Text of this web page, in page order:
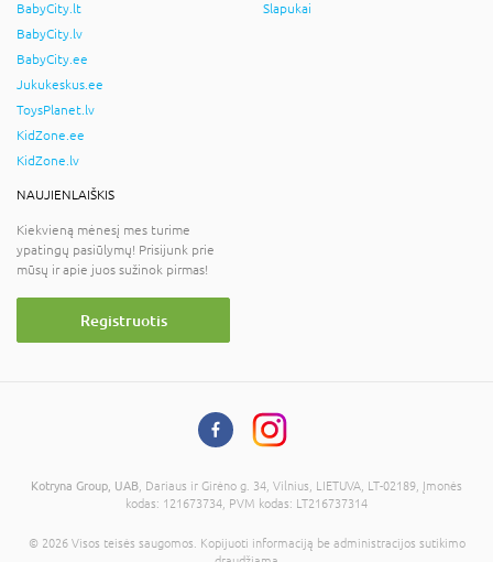
BabyCity.lt
BabyCity.lv
BabyCity.ee
Jukukeskus.ee
ToysPlanet.lv
KidZone.ee
KidZone.lv
Slapukai
NAUJIENLAIŠKIS
Kiekvieną mėnesį mes turime
ypatingų pasiūlymų! Prisijunk prie
mūsų ir apie juos sužinok pirmas!
Registruotis
Kotryna Group, UAB , Dariaus ir Girėno g. 34, Vilnius, LIETUVA, LT-02189, Įmonės
kodas: 121673734, PVM kodas: LT216737314
© 2026 Visos teisės saugomos. Kopijuoti informaciją be administracijos sutikimo